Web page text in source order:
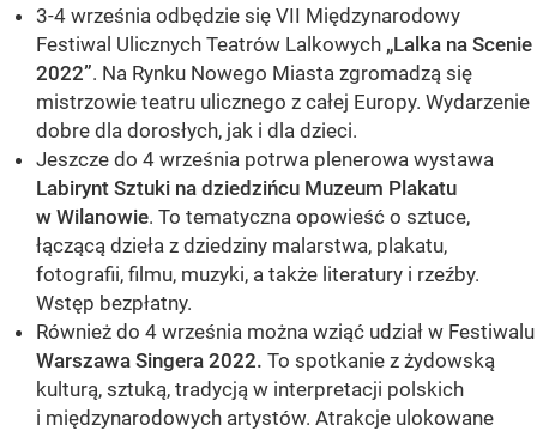
3-4 września odbędzie się VII Międzynarodowy
Festiwal Ulicznych Teatrów Lalkowych „Lalka na Scenie
2022”. Na Rynku Nowego Miasta zgromadzą się
mistrzowie teatru ulicznego z całej Europy. Wydarzenie
dobre dla dorosłych, jak i dla dzieci.
Jeszcze do 4 września potrwa plenerowa wystawa
Labirynt Sztuki na dziedzińcu Muzeum Plakatu
w Wilanowie. To tematyczna opowieść o sztuce,
łączącą dzieła z dziedziny malarstwa, plakatu,
fotografii, filmu, muzyki, a także literatury i rzeźby.
Wstęp bezpłatny.
Również do 4 września można wziąć udział w Festiwalu
Warszawa Singera 2022. To spotkanie z żydowską
kulturą, sztuką, tradycją w interpretacji polskich
i międzynarodowych artystów. Atrakcje ulokowane